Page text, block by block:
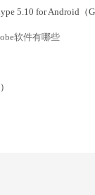
5.10 for Android（
软件有哪些